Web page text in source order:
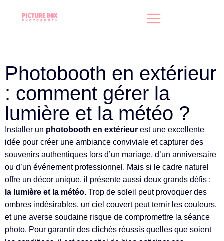
Photobooth en extérieur
: comment gérer la
lumière et la météo ?
Installer un photobooth en extérieur est une excellente
idée pour créer une ambiance conviviale et capturer des
souvenirs authentiques lors d’un mariage, d’un anniversaire
ou d’un événement professionnel. Mais si le cadre naturel
offre un décor unique, il présente aussi deux grands défis :
la lumière et la météo. Trop de soleil peut provoquer des
ombres indésirables, un ciel couvert peut ternir les couleurs,
et une averse soudaine risque de compromettre la séance
photo. Pour garantir des clichés réussis quelles que soient